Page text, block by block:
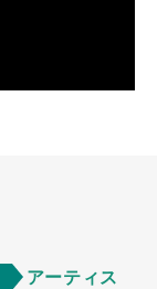
アーティス